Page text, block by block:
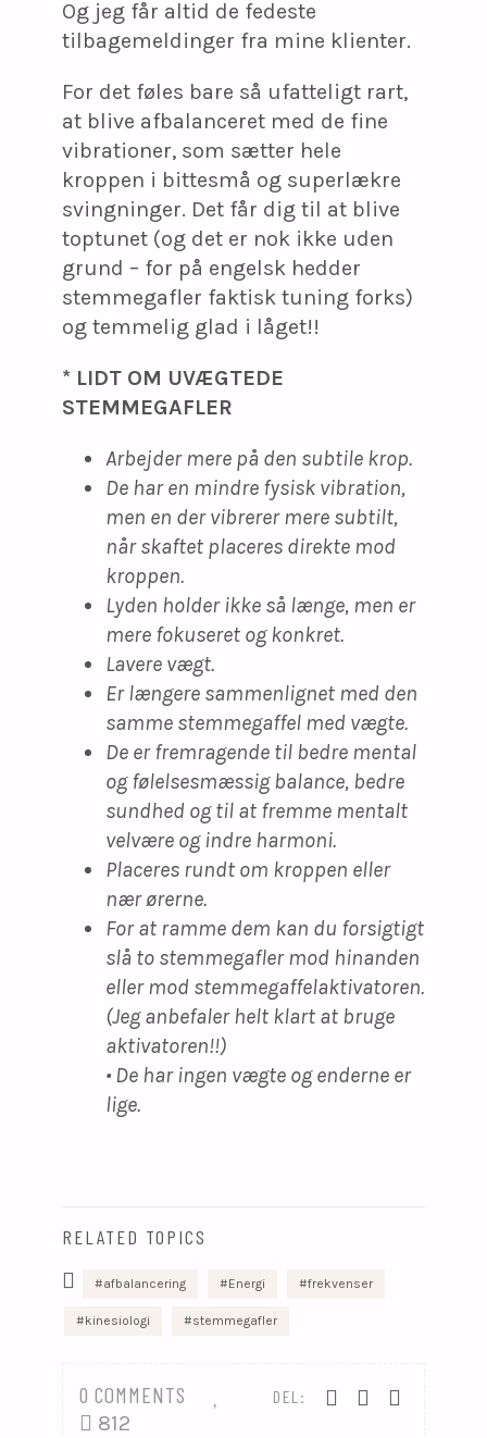
Og jeg får altid de fedeste
tilbagemeldinger fra mine klienter.
For det føles bare så ufatteligt rart,
at blive afbalanceret med de fine
vibrationer, som sætter hele
kroppen i bittesmå og superlækre
svingninger. Det får dig til at blive
toptunet (og det er nok ikke uden
grund – for på engelsk hedder
stemmegafler faktisk tuning forks)
og temmelig glad i låget!!
* LIDT OM UVÆGTEDE
STEMMEGAFLER
Arbejder mere på den subtile krop.
De har en mindre fysisk vibration,
men en der vibrerer mere subtilt,
når skaftet placeres direkte mod
kroppen.
Lyden holder ikke så længe, ​​men er
mere fokuseret og konkret.
Lavere vægt.
Er længere sammenlignet med den
samme stemmegaffel med vægte.
De er fremragende til bedre mental
og følelsesmæssig balance, bedre
sundhed og til at fremme mentalt
velvære og indre harmoni.
Placeres rundt om kroppen eller
nær ørerne.
For at ramme dem kan du forsigtigt
slå to stemmegafler mod hinanden
eller mod stemmegaffelaktivatoren.
(Jeg anbefaler helt klart at bruge
aktivatoren!!)
​• De har ingen vægte og enderne er
lige.
RELATED TOPICS
afbalancering Energi frekvenser
kinesiologi stemmegafler
DEL:
0 COMMENTS
812